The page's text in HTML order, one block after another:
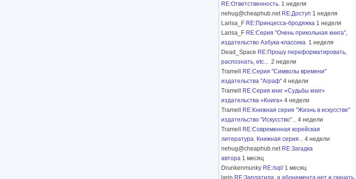
RE:Ответственность. 1 неделя
nehug@cheaphub.net RE:Доступ 1 неделя
Larisa_F RE:Принцесса-бродяжка 1 неделя
Larisa_F RE:Серия "Очень прикольная книга",
издательство Азбука-классика 1 неделя
Dead_Space RE:Прошу переформатировать,
распознать, etc... 2 недели
Tramell
RE:Серия "Символы времени"
издательства "Аграф" 4 недели
Tramell
RE:Серия книг «Судьбы книг»
издательства «Книга» 4 недели
Tramell
RE:Книжная серия "Жизнь в искусстве"
издательство "Искусство"... 4 недели
Tramell
RE:Современная корейская
литература. Книжная серия... 4 недели
nehug@cheaphub.net RE:Загадка
автора 1 месяц
Drunkenmunky RE:/sql/ 1 месяц